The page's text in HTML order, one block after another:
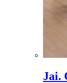
Jai.